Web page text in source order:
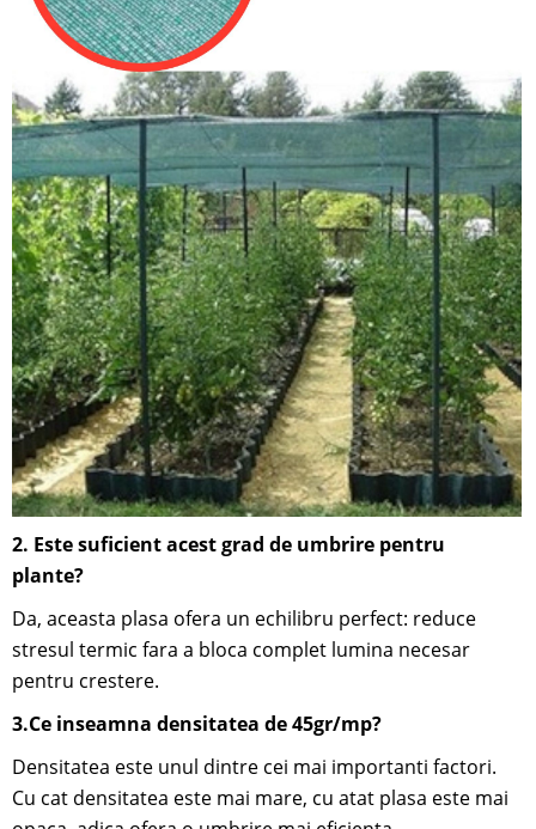
2. Este suficient acest grad de umbrire pentru
plante?
Da, aceasta plasa ofera un echilibru perfect: reduce
stresul termic fara a bloca complet lumina necesar
pentru crestere.
3.Ce inseamna densitatea de 45gr/mp?
Densitatea este unul dintre cei mai importanti factori.
Cu cat densitatea este mai mare, cu atat plasa este mai